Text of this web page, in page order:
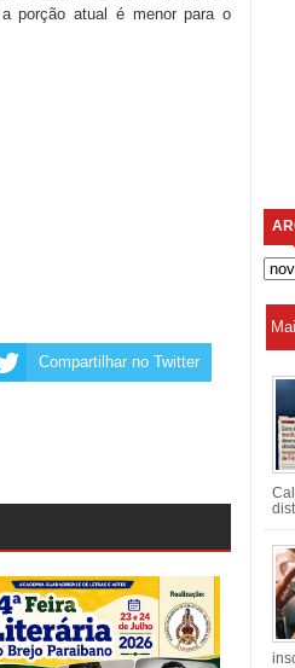
porção atual é menor para o
Compartilhar no Twitter